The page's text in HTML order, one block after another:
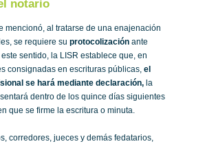
notario
mencionó, al tratarse de una enajenación
se requiere su protocolización ante
sentido, la LISR establece que, en
consignadas en escrituras públicas, el
se hará mediante declaración, la
dentro de los quince días siguientes
que se firme la escritura o minuta.
corredores, jueces y demás fedatarios,